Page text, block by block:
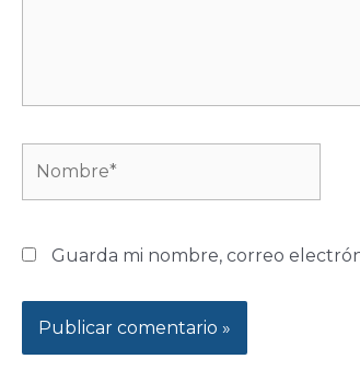
Guarda mi nombre, correo